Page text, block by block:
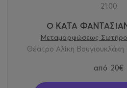
21:00
Ο ΚΑΤΑ
Μεταμορφώσεως
Θέατρο Αλίκη Βουγιουκλάκη
από 20€